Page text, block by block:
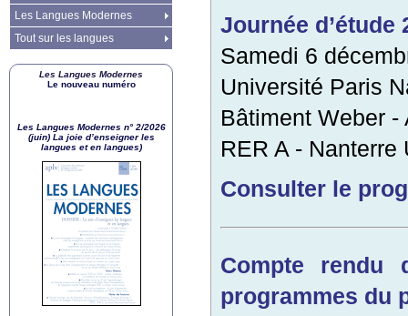
Journée d’étude
Samedi 6
Université Paris
Bâtiment Weber
RER A - Nanterre
Consulter le
Compte rendu
programmes du
Les Langues Modernes
Tout sur les langues
Les Langues Modernes
Le nouveau numéro
Les Langues Modernes n° 2/2026
(juin) La joie d’enseigner les
langues et en langues)